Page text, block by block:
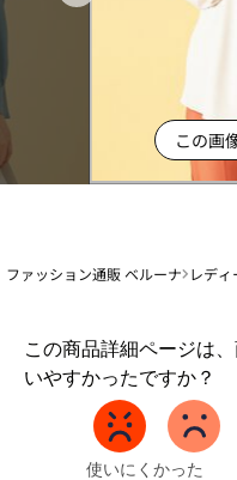
この画
ファッション通販 ベルーナ レデ
この商品詳細ページは
いやすかったですか？
1
か
使いにくかった